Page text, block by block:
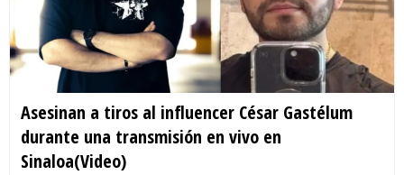
Asesinan a tiros al influencer César Gastélum
durante una transmisión en vivo en
Sinaloa(Video)